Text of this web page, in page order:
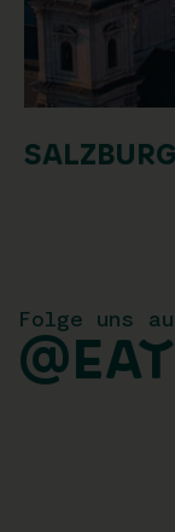
SALZBURG
Folge uns